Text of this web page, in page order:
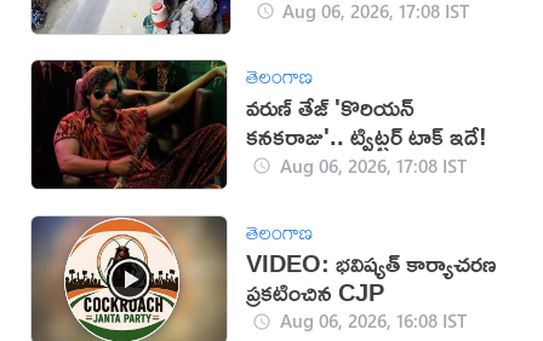
Aug 06, 2026, 17:08 IST
తెలంగాణ
వరుణ్ తేజ్ 'కొరియన్
కనకరాజు'.. ట్విట్టర్ టాక్ ఇదే!
Aug 06, 2026, 17:08 IST
తెలంగాణ
VIDEO: భవిష్యత్ కార్యాచరణ
ప్రకటించిన CJP
Aug 06, 2026, 16:08 IST